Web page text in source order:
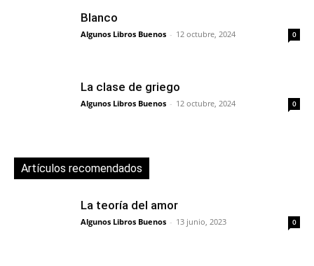
Blanco
Algunos Libros Buenos - 12 octubre, 2024 0
La clase de griego
Algunos Libros Buenos - 12 octubre, 2024 0
Artículos recomendados
La teoría del amor
Algunos Libros Buenos - 13 junio, 2023 0